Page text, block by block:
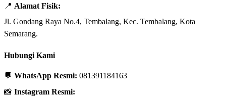
📍 Alamat Fisik:
Jl. Gondang Raya No.4, Tembalang, Kec. Tembalang, Kota
Semarang.
Hubungi Kami
💬 WhatsApp Resmi: 081391184163
📸 Instagram Resmi: